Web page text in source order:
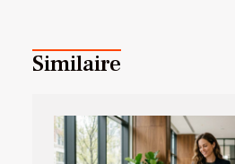
Similaire